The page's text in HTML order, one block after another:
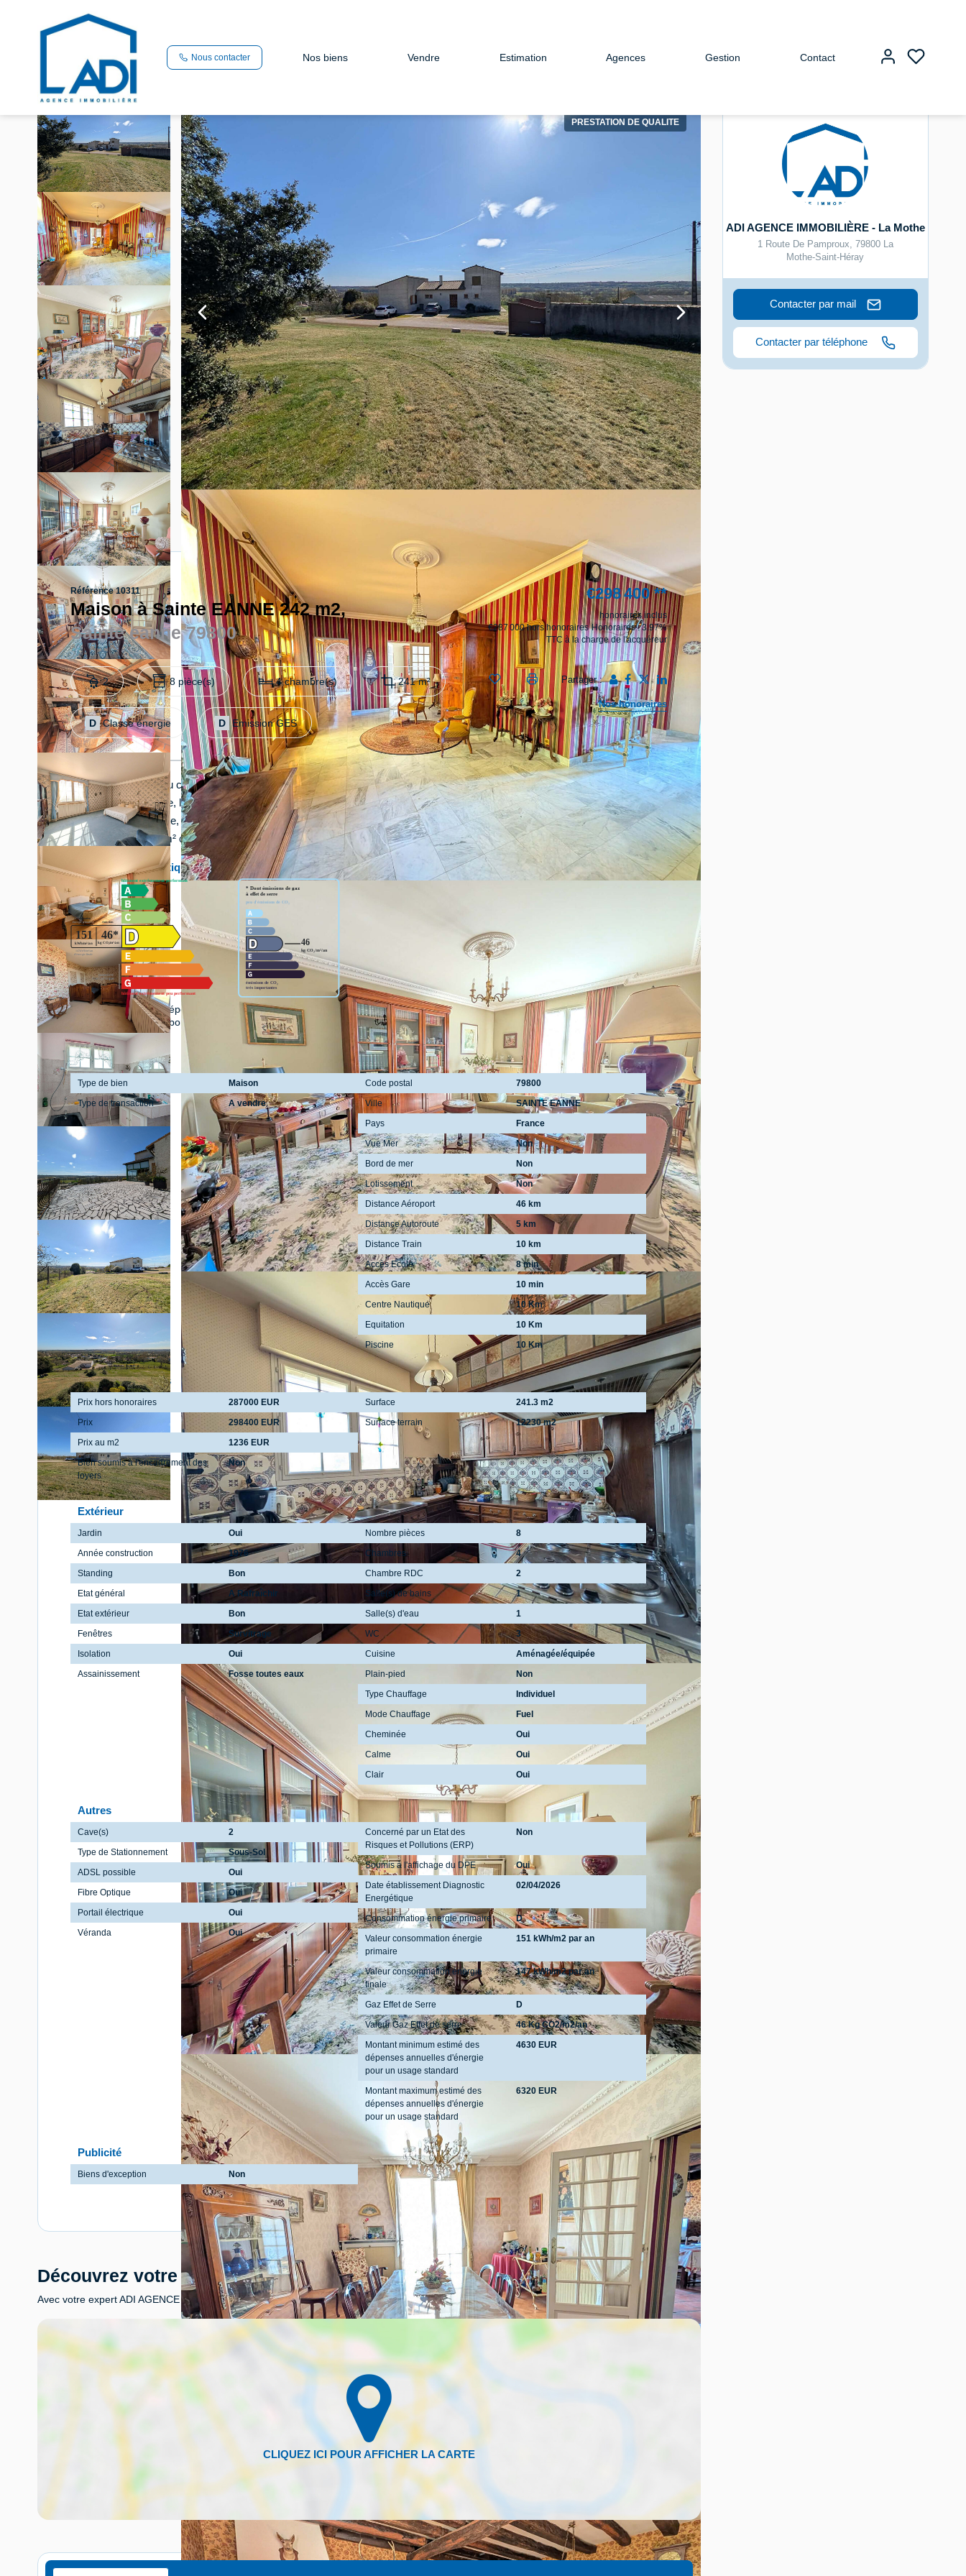
Nous contacter Nos biens Vendre Estimation Agences Gestion Contact
Vente maison 241.3 m², Sainte eanne 79800Deux-Sèvres
Maison Ref. : 10311
PRESTATION DE QUALITE
Référence 10311
Maison à Sainte EANNE 242 m2,
Sainte eanne 79800
2 8 pièce(s) 4 chambre(s) 241 m²
D Classe énergie D Emission GES
€298 400 **
honoraires inclus
€287 000 hors honoraires Honoraires : 3.97%
TTC à la charge de l'acquéreur
Partager :
Nos honoraires
Magnifique maison au charme authentique située à Ste EANNE à 10 min de St MAIXENT au coeur d'un environnement
privilégié. Dès l'entrée, le hall en marbre donne le ton, cuisine aménagée en tomette, salon avec cheminée, séjour avec parquet
ouvrant sur la terrasse, quatre chambres, salle de bains, salle d'eau avec wc et deux wc indépendants. Deux caves, véranda et
un terrain de 12230 m² complètent ce bien.
Diagnostics énergétiques
Montant estimé des dépenses annuelles d'énergie pour un usage standard entre 4630€ et 6320€. indexées aux années
2021,2022 et 2023 (abonnement compris).
Général
Type de bien
Maison
Type de transaction
A vendre
Localisation
Code postal
79800
Ville
SAINTE EANNE
Pays
France
Vue Mer
Non
Bord de mer
Non
Lotissement
Non
Distance Aéroport
46 km
Distance Autoroute
5 km
Distance Train
10 km
Accès Ecole
8 min
Accès Gare
10 min
Centre Nautique
10 Km
Equitation
10 Km
Piscine
10 Km
Aspects financiers
Prix hors honoraires
287000 EUR
Prix
298400 EUR
Prix au m2
1236 EUR
Bien soumis à l'encadrement des
loyers
Non
Surfaces
Surface
241.3 m2
Surface terrain
12230 m2
Extérieur
Jardin
Oui
Année construction
1976
Standing
Bon
Etat général
A Rafraîchir
Etat extérieur
Bon
Fenêtres
Survitrage
Isolation
Oui
Assainissement
Fosse toutes eaux
Intérieur
Nombre pièces
8
Chambres
4
Chambre RDC
2
Salle(s) de bains
1
Salle(s) d'eau
1
WC
3
Cuisine
Aménagée/équipée
Plain-pied
Non
Type Chauffage
Individuel
Mode Chauffage
Fuel
Cheminée
Oui
Calme
Oui
Clair
Oui
Autres
Cave(s)
2
Type de Stationnement
Sous-Sol
ADSL possible
Oui
Fibre Optique
Oui
Portail électrique
Oui
Véranda
Oui
Diagnostics
Concerné par un Etat des
Risques et Pollutions (ERP)
Non
Soumis à l'affichage du DPE
Oui
Date établissement Diagnostic
Energétique
02/04/2026
Consommation énergie primaire
D
Valeur consommation énergie
primaire
151 kWh/m2 par an
Valeur consommation énergie
finale
147 kWh/m2 par an
Gaz Effet de Serre
D
Valeur Gaz Effet de serre
46 Kg CO2/m2/an
Montant minimum estimé des
dépenses annuelles d'énergie
pour un usage standard
4630 EUR
Montant maximum estimé des
dépenses annuelles d'énergie
pour un usage standard
6320 EUR
Publicité
Biens d'exception Non
Découvrez votre futur quartier
Avec votre expert ADI AGENCE IMMOBILIÈRE
ADI AGENCE IMMOBILIÈRE - La Mothe
1 Route De Pamproux, 79800 La
Mothe-Saint-Héray
Contacter par mail
Contacter par téléphone